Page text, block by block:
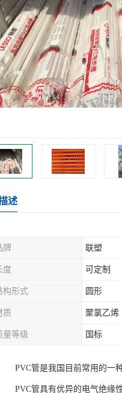
述
牌 联塑
度 可定制
构形式 圆形
质 聚氯乙烯
量等级 国标
PVC管是我国目前常用的一
PVC管具有优异的电气绝缘